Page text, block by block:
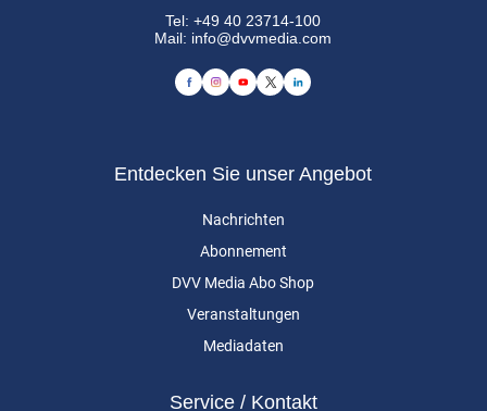
Tel:+49 40 23714-100
Mail: info@dvvmedia.com
Entdecken Sie unser Angebot
Nachrichten
Abonnement
DVV Media Abo Shop
Veranstaltungen
Mediadaten
Service / Kontakt